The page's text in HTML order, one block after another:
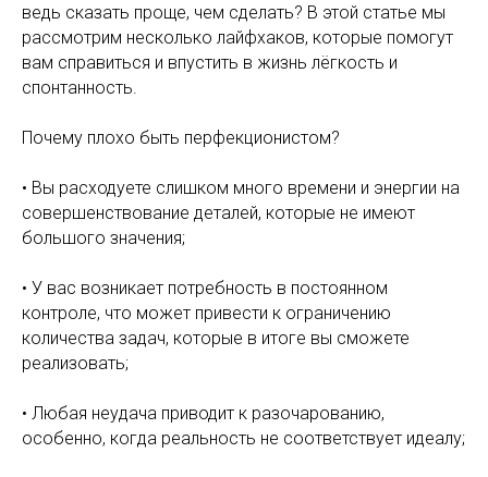
ведь сказать проще, чем сделать? В этой статье мы
рассмотрим несколько лайфхаков, которые помогут
вам справиться и впустить в жизнь лёгкость и
спонтанность.
Почему плохо быть перфекционистом?
• Вы расходуете слишком много времени и энергии на
совершенствование деталей, которые не имеют
большого значения;
• У вас возникает потребность в постоянном
контроле, что может привести к ограничению
количества задач, которые в итоге вы сможете
реализовать;
• Любая неудача приводит к разочарованию,
особенно, когда реальность не соответствует идеалу;